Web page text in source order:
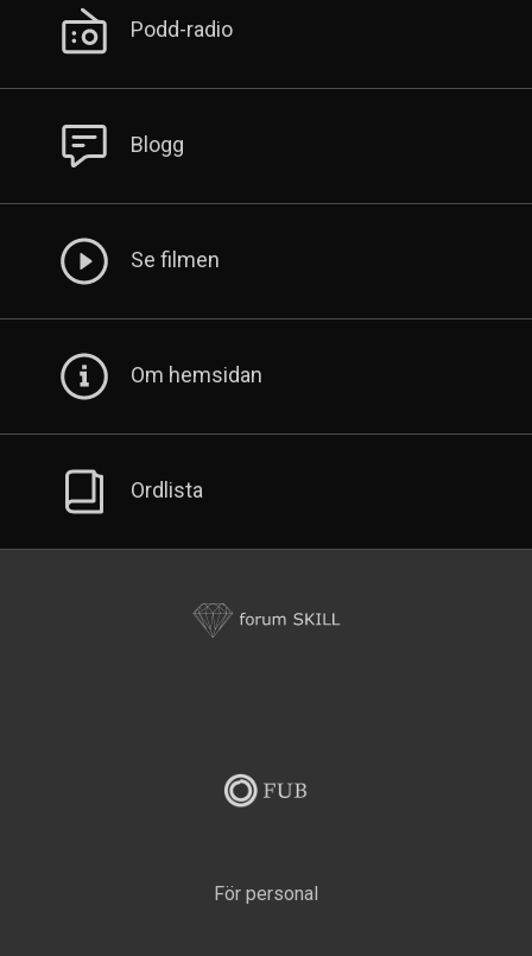
Sekundär
meny
Podd-radio
Blogg
Se filmen
Om hemsidan
Ordlista
För personal